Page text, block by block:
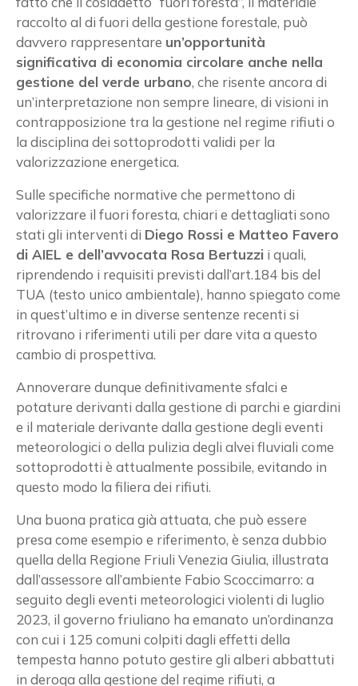
raccolto al di fuori della gestione forestale, può
davvero rappresentare un’opportunità
significativa di economia circolare anche nella
gestione del verde urbano, che risente ancora di
un’interpretazione non sempre lineare, di visioni in
contrapposizione tra la gestione nel regime rifiuti o
la disciplina dei sottoprodotti validi per la
valorizzazione energetica.
Sulle specifiche normative che permettono di
valorizzare il fuori foresta, chiari e dettagliati sono
stati gli interventi di Diego Rossi e Matteo Favero
di AIEL e dell’avvocata Rosa Bertuzzi i quali,
riprendendo i requisiti previsti dall’art.184 bis del
TUA (testo unico ambientale), hanno spiegato come
in quest’ultimo e in diverse sentenze recenti si
ritrovano i riferimenti utili per dare vita a questo
cambio di prospettiva.
Annoverare dunque definitivamente sfalci e
potature derivanti dalla gestione di parchi e giardini
e il materiale derivante dalla gestione degli eventi
meteorologici o della pulizia degli alvei fluviali come
sottoprodotti è attualmente possibile, evitando in
questo modo la filiera dei rifiuti.
Una buona pratica già attuata, che può essere
presa come esempio e riferimento, è senza dubbio
quella della Regione Friuli Venezia Giulia, illustrata
dall’assessore all’ambiente Fabio Scoccimarro: a
seguito degli eventi meteorologici violenti di luglio
2023, il governo friuliano ha emanato un’ordinanza
con cui i 125 comuni colpiti dagli effetti della
tempesta hanno potuto gestire gli alberi abbattuti
in deroga alla gestione del regime rifiuti, a